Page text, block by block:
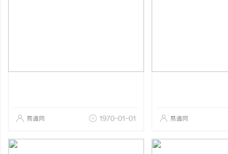
易通网 1970-01-01 易通网